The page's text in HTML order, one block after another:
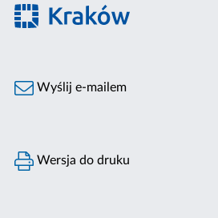
Wyślij e-mailem
Wersja do druku